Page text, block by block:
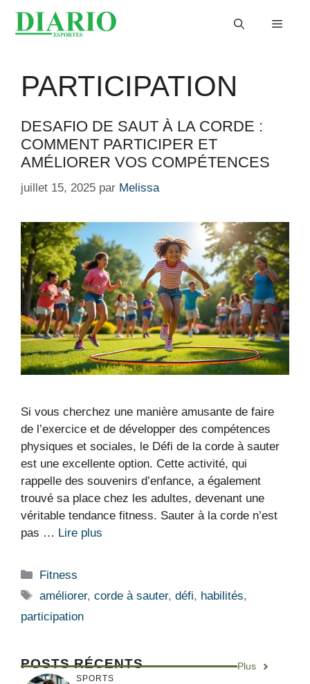
Menu
PARTICIPATION
DESAFIO DE SAUT À LA CORDE :
COMMENT PARTICIPER ET
AMÉLIORER VOS COMPÉTENCES
juillet 15, 2025 par Melissa
Si vous cherchez une manière amusante de faire
de l’exercice et de développer des compétences
physiques et sociales, le Défi de la corde à sauter
est une excellente option. Cette activité, qui
rappelle des souvenirs d’enfance, a également
trouvé sa place chez les adultes, devenant une
véritable tendance fitness. Sauter à la corde n’est
pas … Lire plus
Catégories
Fitness
Étiquettes
améliorer,corde à sauter,défi, habilités,
participation
POSTS RÉCENTS Plus
SPORTS